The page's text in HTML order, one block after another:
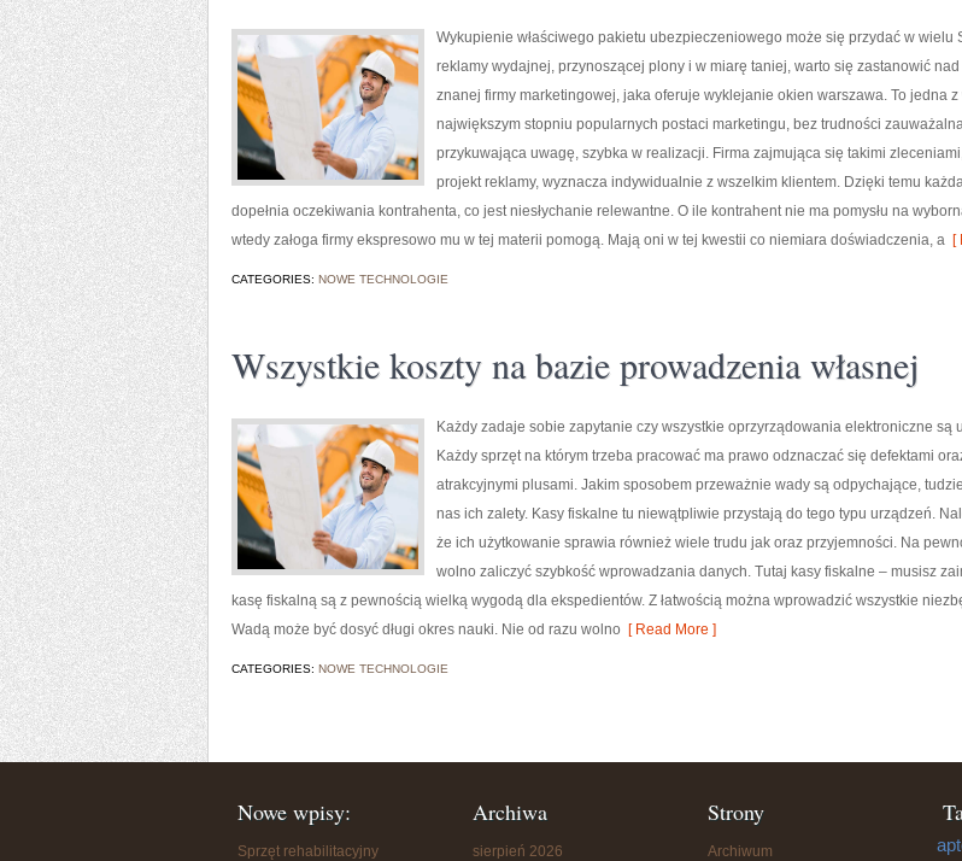
Wykupienie właściwego pakietu ubezpieczeniowego może się przydać w wielu
reklamy wydajnej, przynoszącej plony i w miarę taniej, warto się zastanowić
znanej firmy marketingowej, jaka oferuje wyklejanie okien warszawa. To jedna z
największym stopniu popularnych postaci marketingu, bez trudności
przykuwająca uwagę, szybka w realizacji. Firma zajmująca się takimi
projekt reklamy, wyznacza indywidualnie z wszelkim klientem. Dzięki temu
dopełnia oczekiwania kontrahenta, co jest niesłychanie relewantne. O ile kontrahent nie ma pomysłu na
wtedy załoga firmy ekspresowo mu w tej materii pomogą. Mają oni w tej kwestii co niemiara doświadczenia, a [
CATEGORIES: NOWE TECHNOLOGIE
Wszystkie koszty na bazie prowadzenia własnej
Każdy zadaje sobie zapytanie czy wszystkie oprzyrządowania elektroniczne są
Każdy sprzęt na którym trzeba pracować ma prawo odznaczać się defektami
atrakcyjnymi plusami. Jakim sposobem przeważnie wady są odpychające,
nas ich zalety. Kasy fiskalne tu niewątpliwie przystają do tego typu urządzeń.
że ich użytkowanie sprawia również wiele trudu jak oraz przyjemności. Na
wolno zaliczyć szybkość wprowadzania danych. Tutaj kasy fiskalne – musisz
kasę fiskalną są z pewnością wielką wygodą dla ekspedientów. Z łatwością można wprowadzić wszystkie
Wadą może być dosyć długi okres nauki. Nie od razu wolno [ Read More ]
CATEGORIES: NOWE TECHNOLOGIE
Nowe wpisy:
Sprzęt rehabilitacyjny
Archiwa
sierpień 2026
Strony
Archiwum